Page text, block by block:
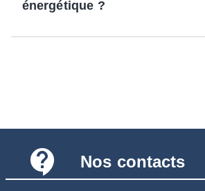
énergétique ?
contact_support Nos contacts